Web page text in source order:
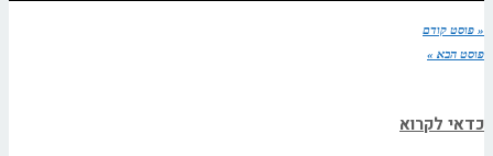
« פוסט קודם
פוסט הבא »
כדאי לקרוא